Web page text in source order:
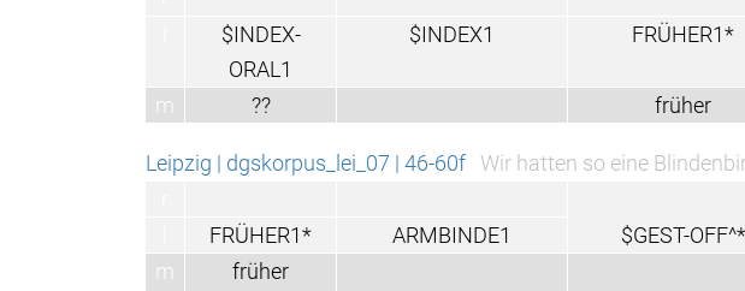
$INDEX-
ORAL1
$INDEX1 FRÜHER1*
m ?? früher
Leipzig | dgskorpus_lei_07 | 46-60f
Wir hatten so eine
$GEST-OFF^*
FRÜHER1* ARMBINDE1
m
früher